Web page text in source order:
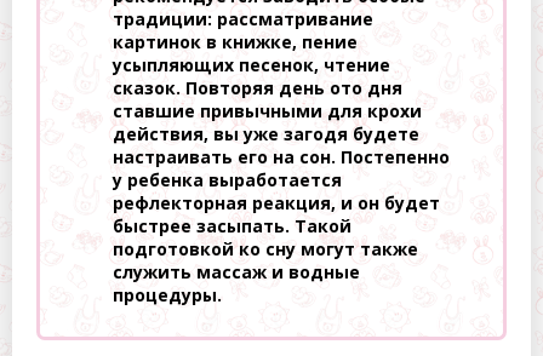
традиции: рассматривание
картинок в книжке, пение
усыпляющих песенок, чтение
сказок. Повторяя день ото дня
ставшие привычными для крохи
действия, вы уже загодя будете
настраивать его на сон. Постепенно
у ребенка выработается
рефлекторная реакция, и он будет
быстрее засыпать. Такой
подготовкой ко сну могут также
служить массаж и водные
процедуры.